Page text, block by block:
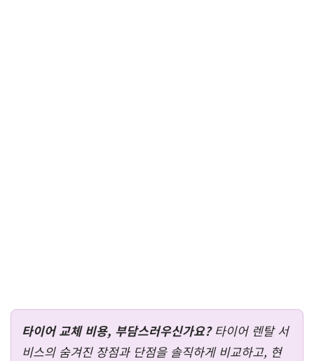
타이어 교체 비용, 부담스러우신가요?타이어 렌탈 서
비스의 숨겨진 장점과 단점을 솔직하게 비교하고, 현